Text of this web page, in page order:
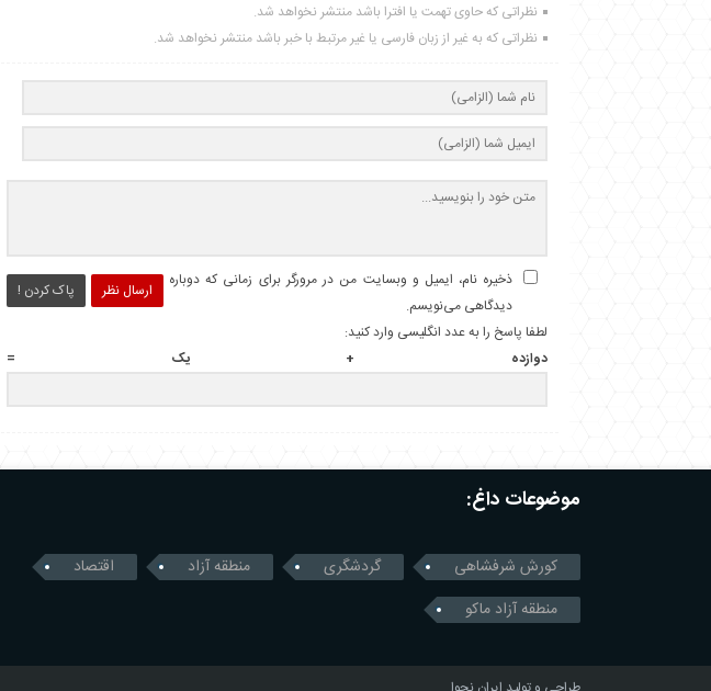
نظراتی که حاوی تهمت یا افترا باشد منتشر نخواهد شد.
نظراتی که به غیر از زبان فارسی یا غیر مرتبط با خبر باشد منتشر نخواهد شد.
ارسال نظر پاک کردن !
ذخیره نام، ایمیل و وبسایت من در مرورگر برای زمانی که دوباره
دیدگاهی می‌نویسم.
لطفا پاسخ را به عدد انگلیسی وارد کنید:
دوازده + یک =
موضوعات داغ:
کورش شرفشاهی گردشگری منطقه آزاد
اقتصاد
منطقه آزاد ماکو